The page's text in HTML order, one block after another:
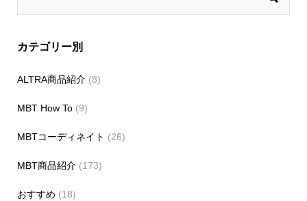
カテゴリー別
ALTRA商品紹介(8)
MBT How To(9)
MBTコーディネイト (26)
MBT商品紹介(173)
おすすめ (18)